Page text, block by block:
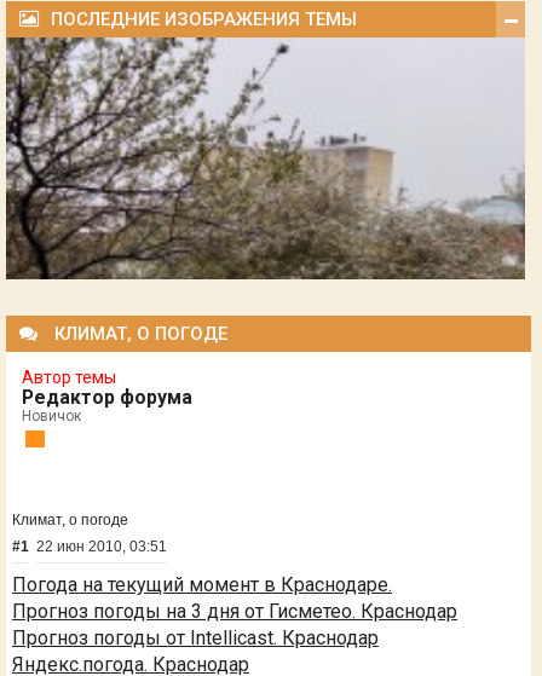
ПОСЛЕДНИЕ ИЗОБРАЖЕНИЯ ТЕМЫ
КЛИМАТ, О ПОГОДЕ
Автор темы
Редактор форума
Новичок
Климат, о погоде
#1 22 июн 2010, 03:51
Погода на текущий момент в Краснодаре.
Прогноз погоды на 3 дня от Гисметео. Краснодар
Прогноз погоды от Intellicast. Краснодар
Яндекс.погода. Краснодар